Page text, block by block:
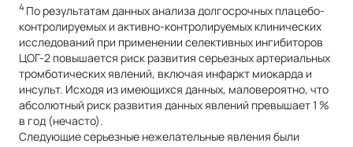
4 По результатам данных анализа долгосрочных плацебо-
контролируемых и активно-контролируемых клинических
исследований при применении селективных ингибиторов
ЦОГ-2 повышается риск развития серьезных артериальных
тромботических явлений, включая инфаркт миокарда и
инсульт. Исходя из имеющихся данных, маловероятно, что
абсолютный риск развития данных явлений превышает 1 %
в год (нечасто).
Следующие серьезные нежелательные явления были